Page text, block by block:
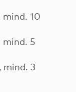
mind. 10
mind. 5
mind. 3